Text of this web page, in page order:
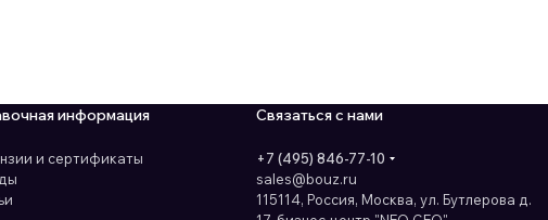
информация
и сертификаты
Связаться с нами
+7 (495) 846-77-10
sales@bouz.ru
115114, Россия, Москва, ул. Бутлерова д.